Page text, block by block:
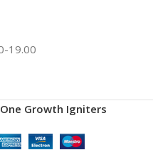
19.00
Growth Igniters